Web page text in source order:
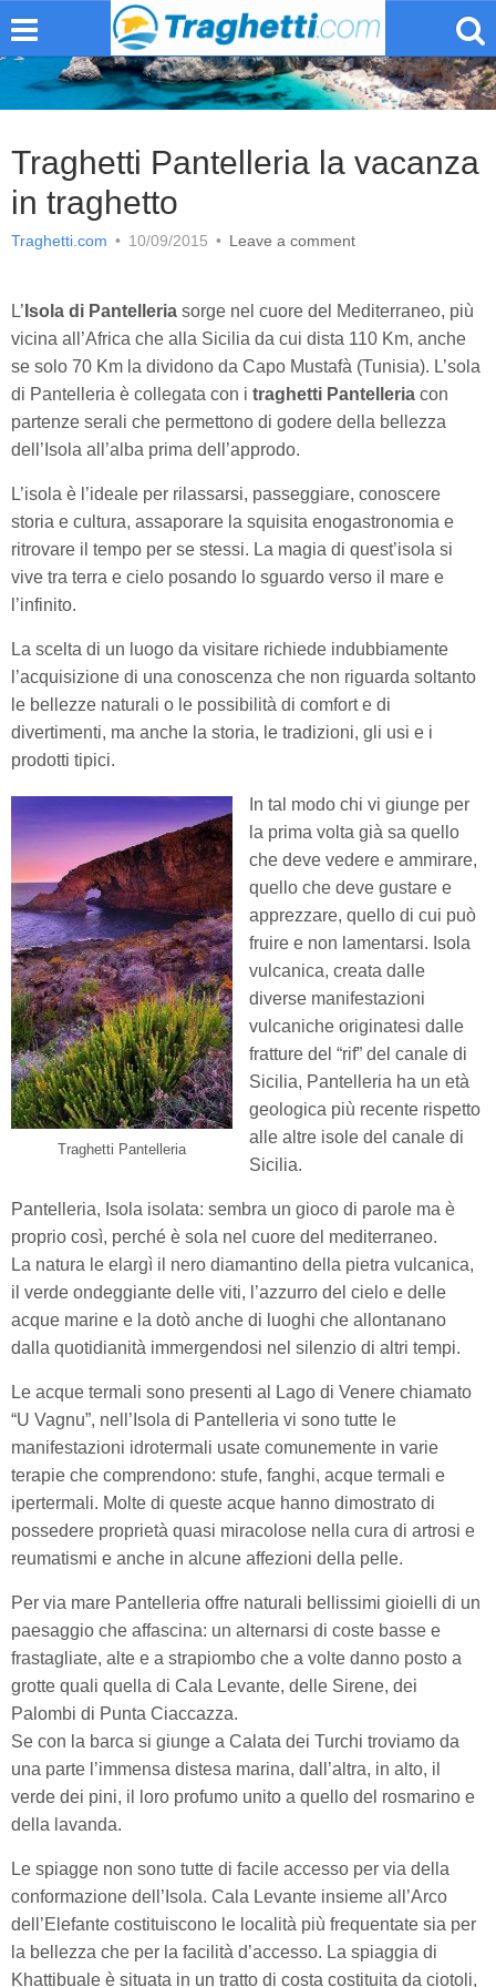
Traghetti Pantelleria la vacanza
in traghetto
Traghetti.com • 10/09/2015 • Leave a comment
L’ Isola di Pantelleria sorge nel cuore del Mediterraneo, più
vicina all’Africa che alla Sicilia da cui dista 110 Km, anche
se solo 70 Km la dividono da Capo Mustafà (Tunisia). L’sola
di Pantelleria è collegata con i traghetti Pantelleria con
partenze serali che permettono di godere della bellezza
dell’Isola all’alba prima dell’approdo.
L’isola è l’ideale per rilassarsi, passeggiare, conoscere
storia e cultura, assaporare la squisita enogastronomia e
ritrovare il tempo per se stessi. La magia di quest’isola si
vive tra terra e cielo posando lo sguardo verso il mare e
l’infinito.
La scelta di un luogo da visitare richiede indubbiamente
l’acquisizione di una conoscenza che non riguarda soltanto
le bellezze naturali o le possibilità di comfort e di
divertimenti, ma anche la storia, le tradizioni, gli usi e i
prodotti tipici.
Traghetti Pantelleria
In tal modo chi vi giunge per
la prima volta già sa quello
che deve vedere e ammirare,
quello che deve gustare e
apprezzare, quello di cui può
fruire e non lamentarsi. Isola
vulcanica, creata dalle
diverse manifestazioni
vulcaniche originatesi dalle
fratture del “rif” del canale di
Sicilia, Pantelleria ha un età
geologica più recente rispetto
alle altre isole del canale di
Sicilia.
Pantelleria, Isola isolata: sembra un gioco di parole ma è
proprio così, perché è sola nel cuore del mediterraneo.
La natura le elargì il nero diamantino della pietra vulcanica,
il verde ondeggiante delle viti, l’azzurro del cielo e delle
acque marine e la dotò anche di luoghi che allontanano
dalla quotidianità immergendosi nel silenzio di altri tempi.
Le acque termali sono presenti al Lago di Venere chiamato
“U Vagnu”, nell’Isola di Pantelleria vi sono tutte le
manifestazioni idrotermali usate comunemente in varie
terapie che comprendono: stufe, fanghi, acque termali e
ipertermali. Molte di queste acque hanno dimostrato di
possedere proprietà quasi miracolose nella cura di artrosi e
reumatismi e anche in alcune affezioni della pelle.
Per via mare Pantelleria offre naturali bellissimi gioielli di un
paesaggio che affascina: un alternarsi di coste basse e
frastagliate, alte e a strapiombo che a volte danno posto a
grotte quali quella di Cala Levante, delle Sirene, dei
Palombi di Punta Ciaccazza.
Se con la barca si giunge a Calata dei Turchi troviamo da
una parte l’immensa distesa marina, dall’altra, in alto, il
verde dei pini, il loro profumo unito a quello del rosmarino e
della lavanda.
Le spiagge non sono tutte di facile accesso per via della
conformazione dell’Isola. Cala Levante insieme all’Arco
dell’Elefante costituiscono le località più frequentate sia per
la bellezza che per la facilità d’accesso. La spiaggia di
Khattibuale è situata in un tratto di costa costituita da ciotoli,